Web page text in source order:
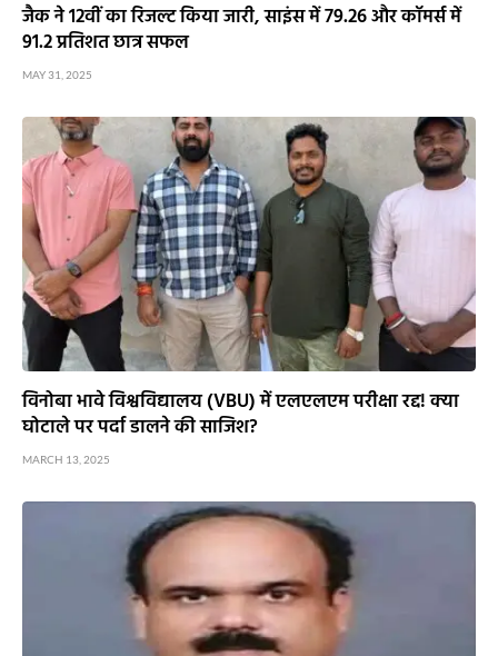
जैक ने 12वीं का रिजल्ट किया जारी, साइंस में 79.26 और कॉमर्स में
91.2 प्रतिशत छात्र सफल
MAY 31, 2025
विनोबा भावे विश्वविद्यालय (VBU) में एलएलएम परीक्षा रद्द! क्या
घोटाले पर पर्दा डालने की साजिश?
MARCH 13, 2025